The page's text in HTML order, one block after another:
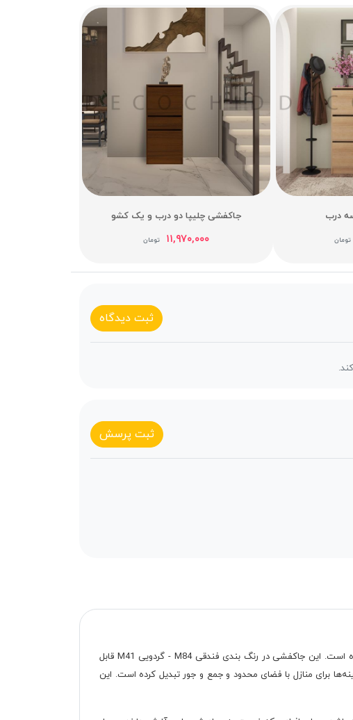
درب
تومان
جاکفشی چلیپا دو درب و یک کشو
۱۱,۹۷۰,۰۰۰ تومان
ثبت دیدگاه
ثبت پرسش
چلیپا دو درب یکی از جدیدترین انواع جاکفشی است که با استایلی شیک و کم‌جا در سبک مدرن طراحی شده است. این جاکفشی در رنگ بندی فندقی M84 - گردویی M41 قابل
88 سانتی‌متر آن را به یکی از مناسب‌ترین گزینه‌ها برای منازل با فضای محدود و جمع و جور تبدیل کرده است. این